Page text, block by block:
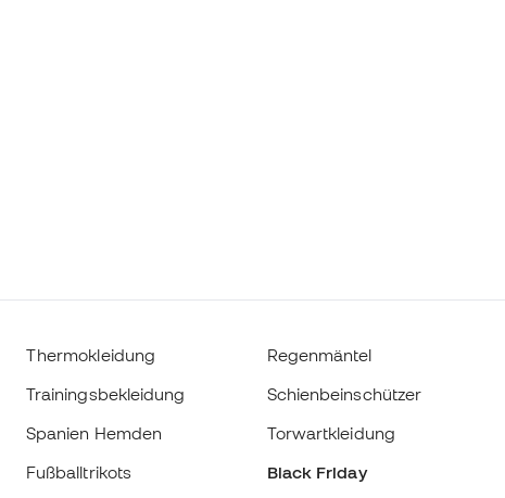
Thermokleidung
Trainingsbekleidung
Spanien Hemden
Fußballtrikots
Regenmäntel
Schienbeinschützer
Torwartkleidung
Black Friday